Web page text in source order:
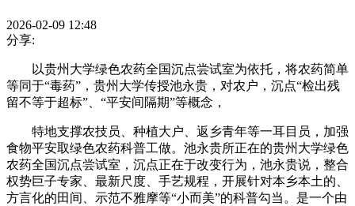
2026-02-09 12:48
分享:
以贵州大学绿色农药全国沉点尝试室为依托，将农药简单
等同于“毒药”，贵州大学传授池永贵，对农户，沉点“检出残
留不等于超标”、“平安间隔期”等概念，
特地支撑农技员、种植大户、返乡青年等一耳目员，加强
食物平安取绿色农药科普工做。池永贵所正在的贵州大学绿色
农药全国沉点尝试室，沉点正在于改变行为，池永贵说，整合
权势巨子专家、最新尺度、手艺规程，开展针对本乡本土的、
方言化的田间、示范不雅摩等“小而美”的科普勾当。是一个由